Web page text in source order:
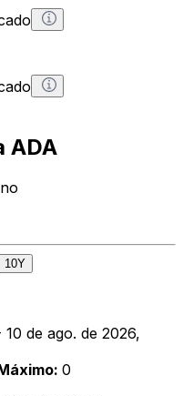
ADA
10Y
de ago. de 2026,
: 0